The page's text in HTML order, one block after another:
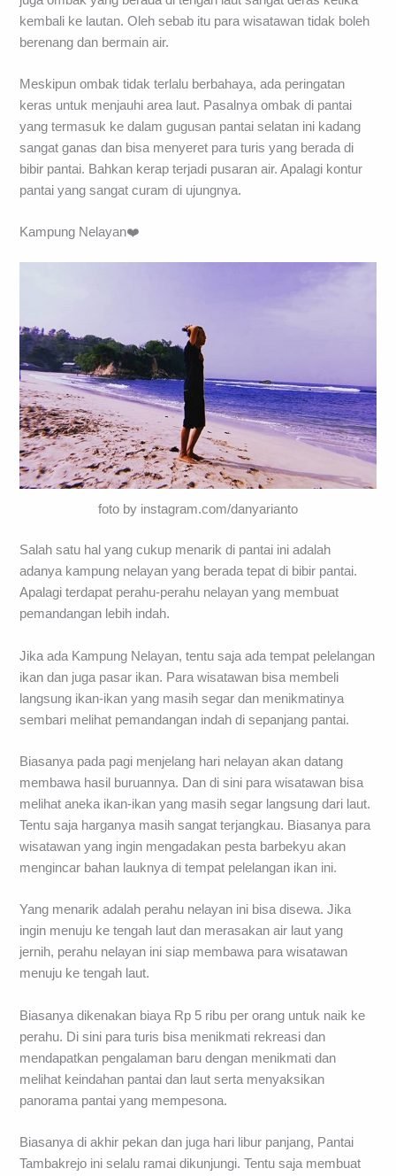
kembali ke lautan. Oleh sebab itu para wisatawan tidak boleh
berenang dan bermain air.
Meskipun ombak tidak terlalu berbahaya, ada peringatan
keras untuk menjauhi area laut. Pasalnya ombak di pantai
yang termasuk ke dalam gugusan pantai selatan ini kadang
sangat ganas dan bisa menyeret para turis yang berada di
bibir pantai. Bahkan kerap terjadi pusaran air. Apalagi kontur
pantai yang sangat curam di ujungnya.
Kampung Nelayan❤️
foto by instagram.com/danyarianto
Salah satu hal yang cukup menarik di pantai ini adalah
adanya kampung nelayan yang berada tepat di bibir pantai.
Apalagi terdapat perahu-perahu nelayan yang membuat
pemandangan lebih indah.
Jika ada Kampung Nelayan, tentu saja ada tempat pelelangan
ikan dan juga pasar ikan. Para wisatawan bisa membeli
langsung ikan-ikan yang masih segar dan menikmatinya
sembari melihat pemandangan indah di sepanjang pantai.
Biasanya pada pagi menjelang hari nelayan akan datang
membawa hasil buruannya. Dan di sini para wisatawan bisa
melihat aneka ikan-ikan yang masih segar langsung dari laut.
Tentu saja harganya masih sangat terjangkau. Biasanya para
wisatawan yang ingin mengadakan pesta barbekyu akan
mengincar bahan lauknya di tempat pelelangan ikan ini.
Yang menarik adalah perahu nelayan ini bisa disewa. Jika
ingin menuju ke tengah laut dan merasakan air laut yang
jernih, perahu nelayan ini siap membawa para wisatawan
menuju ke tengah laut.
Biasanya dikenakan biaya Rp 5 ribu per orang untuk naik ke
perahu. Di sini para turis bisa menikmati rekreasi dan
mendapatkan pengalaman baru dengan menikmati dan
melihat keindahan pantai dan laut serta menyaksikan
panorama pantai yang mempesona.
Biasanya di akhir pekan dan juga hari libur panjang, Pantai
Tambakrejo ini selalu ramai dikunjungi. Tentu saja membuat